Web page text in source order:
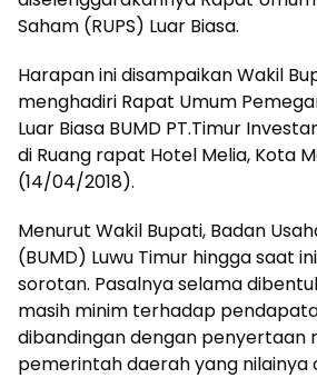
Saham (RUPS) Luar Biasa.
Harapan ini disampaikan Wakil
menghadiri Rapat Umum
Luar Biasa BUMD PT.Timur
di Ruang rapat Hotel Melia, Kota
(14/04/2018).
Menurut Wakil Bupati, Badan
(BUMD) Luwu Timur hingga saat
sorotan. Pasalnya selama
masih minim terhadap
dibandingan dengan penyertaan
pemerintah daerah yang nilainya